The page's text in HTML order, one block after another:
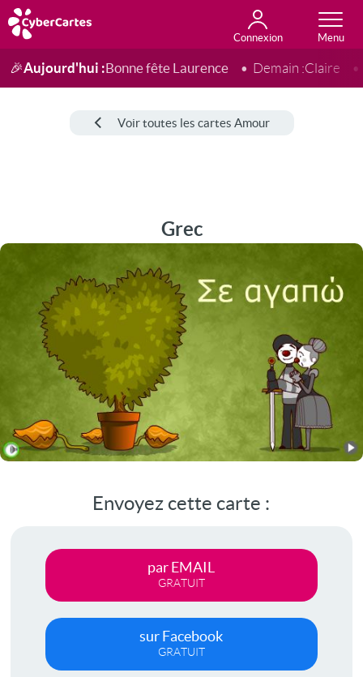
Connexion
Anniversaire
Fête du jour
Amour
Amitié
Merci
Toutes les cartes
🎉Aujourd'hui :Bonne fête Laurence Demain :Claire
Voir toutes les cartes Amour
Grec
Envoyez cette carte :
par EMAIL
GRATUIT
sur Facebook
GRATUIT